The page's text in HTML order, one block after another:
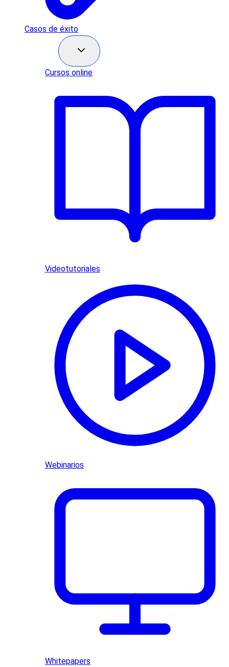
Casos de éxito
Cursos online
Videotutoriales
Webinarios
Whitepapers